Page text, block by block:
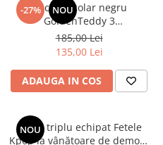
-27% NOU
Rucsac școlar negru
GoldenTeddy 3
compartimente Astra
185,00 Lei
135,00 Lei
ADAUGA IN COS
NOU
Penar triplu echipat Fetele
Kpop la vânătoare de demoni